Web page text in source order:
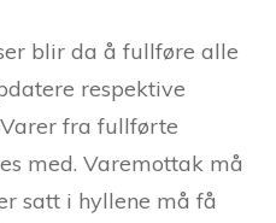
blir da å fullføre alle
respektive
fra fullførte
med. Varemottak må
satt i hyllene må få